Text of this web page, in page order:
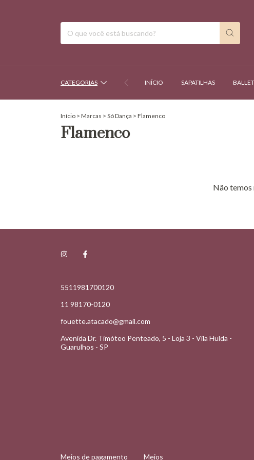
CATEGORIAS INÍCIO SAPATILHAS BALLET
Início > Marcas > Só Dança > Flamenco
Flamenco
Não temos
5511981700120
11 98170-0120
fouette.atacado@gmail.com
Avenida Dr. Timóteo Penteado, 5 - Loja 3 - Vila Hulda -
Guarulhos - SP
Meios de pagamento Meios